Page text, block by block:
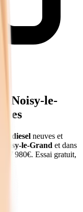
Noisy-le-
diesel neuves et
Noisy-le-Grand et dans
37 980€. Essai gratuit,